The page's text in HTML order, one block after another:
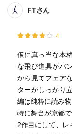
FTさん
4
仮に真っ当な本
な飛び道具がバ
から見てフェア
ターがしっかり
編は純粋に読み物
特に舞台が京都
2作目にして、レ